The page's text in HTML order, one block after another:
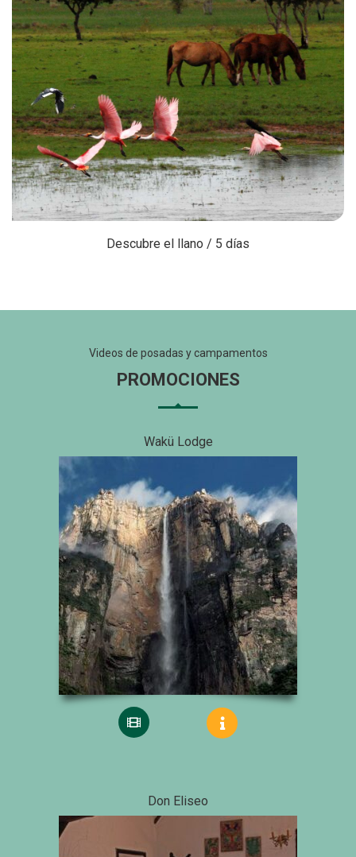
Descubre el llano / 5 días
Videos de posadas y campamentos
PROMOCIONES
Wakü Lodge
Don Eliseo